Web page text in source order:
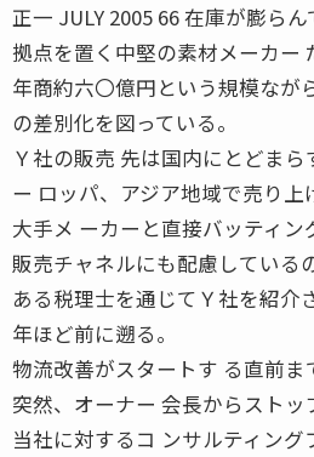
正一 JULY 2005 66 在庫が膨ら
拠点を置く中堅の素材メーカー
年商約六〇億円という規模なが
の差別化を図っている。
Ｙ社の販売 先は国内にとどま
ー ロッパ、アジア地域で売り上
大手メ ーカーと直接バッティン
販売チャネルにも配慮している
ある税理士を通じてＹ社を紹介
年ほど前に遡る。
物流改善がスタートす る直前
突然、オーナー 会長からストッ
当社に対するコ ンサルティン